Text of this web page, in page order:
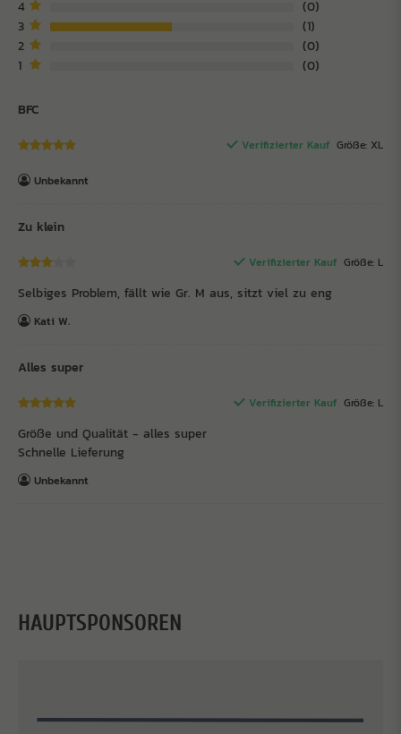
4
0
3
1
2
0
1
0
BFC
Verifizierter Kauf Größe: XL
Unbekannt
Zu klein
Verifizierter Kauf Größe: L
Selbiges Problem, fällt wie Gr. M aus, sitzt viel zu eng
Kati W.
Alles super
Verifizierter Kauf Größe: L
Größe und Qualität - alles super
Schnelle Lieferung
Unbekannt
HAUPTSPONSOREN